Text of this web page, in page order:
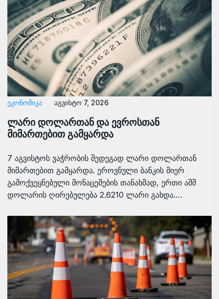
ᲔᲙᲝᲜᲝᲛᲘᲙᲐ აგვისტო 7, 2026
ლარი დოლართან და ევროსთან
მიმართებით გამყარდა
7 აგვისტოს ვაჭრობის შედეგად ლარი დოლართან
მიმართებით გამყარდა. ეროვნული ბანკის მიერ
გამოქვეყნებული მონაცემების თანახმად, ერთი აშშ
დოლარის ღირებულება 2.6210 ლარი გახდა.…